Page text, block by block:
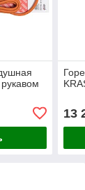
13